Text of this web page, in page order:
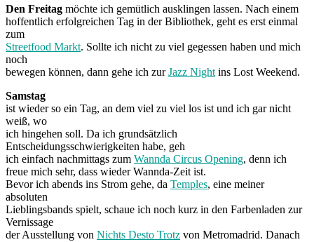
Den Freitag möchte ich gemütlich ausklingen lassen. Nach einem
hoffentlich erfolgreichen Tag in der Bibliothek, geht es erst einmal
zum
Streetfood Markt. Sollte ich nicht zu viel gegessen haben und mich
noch
bewegen können, dann gehe ich zurJazz Night ins Lost Weekend.
Samstag
ist wieder so ein Tag, an dem viel zu viel los ist und ich gar nicht
weiß, wo
ich hingehen soll. Da ich grundsätzlich
Entscheidungsschwierigkeiten habe, geh
ich einfach nachmittags zum Wannda Circus Opening, denn ich
freue mich sehr, dass wieder Wannda-Zeit ist.
Bevor ich abends ins Strom gehe, da Temples, eine meiner
absoluten
Lieblingsbands spielt, schaue ich noch kurz in den Farbenladen zur
Vernissage
der Ausstellung von Nichts Desto Trotz von Metromadrid. Danach